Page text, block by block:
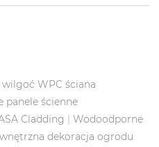
WPC ściana
panele ścienne
Cladding | Wodoodporne
dekoracja ogrodu